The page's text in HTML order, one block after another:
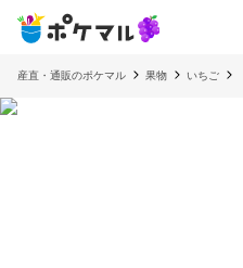
産直・通販のポケマル 果物 いちご